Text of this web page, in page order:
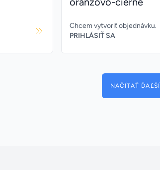
Chcem vytvoriť objednávku.
PRIHLÁSIŤ SA
NAČÍTAŤ ĎAĽŠÍ